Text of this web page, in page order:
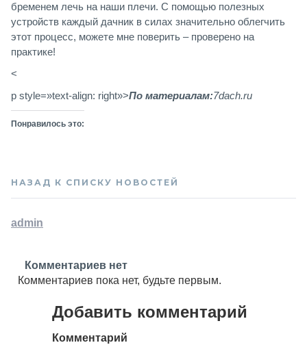
бременем лечь на наши плечи. С помощью полезных
устройств каждый дачник в силах значительно облегчить
этот процесс, можете мне поверить – проверено на
практике!
<
p style=»text-align: right»>По материалам:7dach.ru
Понравилось это:
НАЗАД К СПИСКУ НОВОСТЕЙ
admin
Комментариев нет
Комментариев пока нет, будьте первым.
Добавить комментарий
Комментарий